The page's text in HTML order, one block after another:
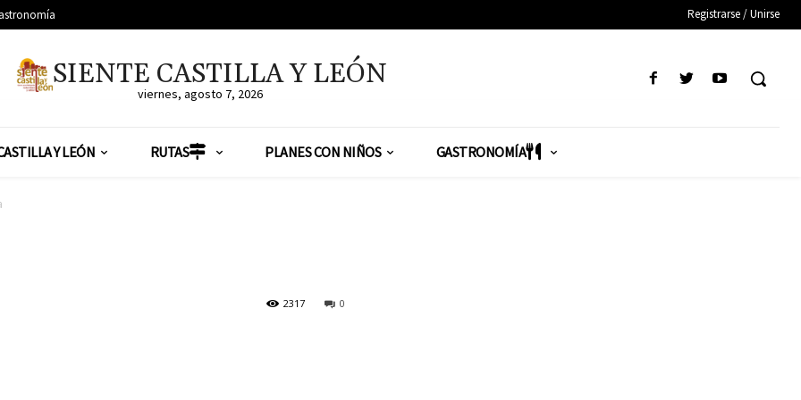
Registrarse / Unirse
SIENTE CASTILLA Y LEÓN
viernes, agosto 7, 2026
Y LEÓN RUTAS PLANES CON NIÑOS GASTRONOMÍA
0
2317